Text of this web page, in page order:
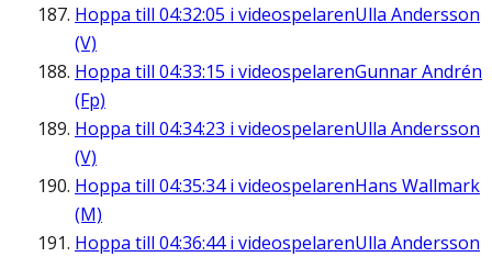
Hoppa till 04:32:05 i videospelarenUlla Andersson
(V)
Hoppa till 04:33:15 i videospelarenGunnar Andrén
(Fp)
Hoppa till 04:34:23 i videospelarenUlla Andersson
(V)
Hoppa till 04:35:34i videospelarenHans Wallmark
(M)
Hoppa till 04:36:44i videospelarenUlla Andersson